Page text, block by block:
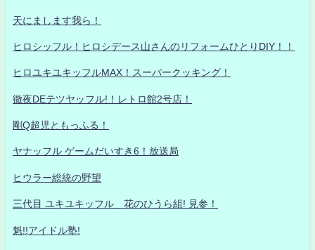
天にまします我ら！
ヒロシッフル！ヒロシデース山さんのリフォームひとりDIY！！
ヒロユキユキッフルMAX！スーパークッキング！
徹夜DEテツヤッフル!！レトロ館2号店！
剛Q超児ともっふる！
ヤナッフル ゲームだいすき6！放送局
ヒウラー総統の野望
三代目 ユキユキッフル 花のひうら組! 見参！
魁!!アイドル塾!